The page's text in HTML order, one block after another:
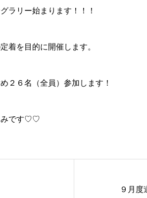
ラリー始まります！！！
着を目的に開催します。
２６名（全員）参加します！
みです♡♡
９月度